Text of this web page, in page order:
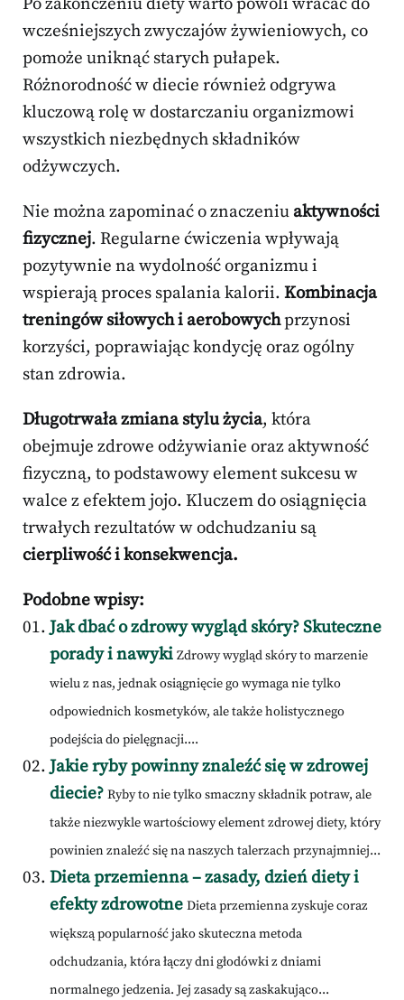
wcześniejszych zwyczajów żywieniowych, co
pomoże uniknąć starych pułapek.
Różnorodność w diecie również odgrywa
kluczową rolę w dostarczaniu organizmowi
wszystkich niezbędnych składników
odżywczych.
Nie można zapominać o znaczeniuaktywności
fizycznej. Regularne ćwiczenia wpływają
pozytywnie na wydolność organizmu i
wspierają proces spalania kalorii. Kombinacja
treningów siłowych i aerobowychprzynosi
korzyści, poprawiając kondycję oraz ogólny
stan zdrowia.
Długotrwała zmiana stylu życia, która
obejmuje zdrowe odżywianie oraz aktywność
fizyczną, to podstawowy element sukcesu w
walce z efektem jojo. Kluczem do osiągnięcia
trwałych rezultatów w odchudzaniu są
cierpliwość i konsekwencja.
Podobne wpisy:
Jak dbać o zdrowy wygląd skóry? Skuteczne
porady i nawyki Zdrowy wygląd skóry to marzenie
wielu z nas, jednak osiągnięcie go wymaga nie tylko
odpowiednich kosmetyków, ale także holistycznego
podejścia do pielęgnacji....
Jakie ryby powinny znaleźć się w zdrowej
diecie? Ryby to nie tylko smaczny składnik potraw, ale
także niezwykle wartościowy element zdrowej diety, który
powinien znaleźć się na naszych talerzach przynajmniej...
Dieta przemienna – zasady, dzień diety i
efekty zdrowotne Dieta przemienna zyskuje coraz
większą popularność jako skuteczna metoda
odchudzania, która łączy dni głodówki z dniami
normalnego jedzenia. Jej zasady są zaskakująco...